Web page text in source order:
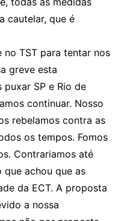
cautelar, que é
no TST para tentar nos
greve esta
SP e Rio de
continuar. Nosso
rebelamos contra as
os tempos. Fomos
Contrariamos até
achou que as
da ECT. A proposta
a nossa